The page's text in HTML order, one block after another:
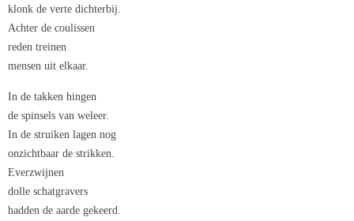
klonk de verte dichterbij.
Achter de coulissen
reden treinen
mensen uit elkaar.
In de takken hingen
de spinsels van weleer.
In de struiken lagen nog
onzichtbaar de strikken.
Everzwijnen
dolle schatgravers
hadden de aarde gekeerd.